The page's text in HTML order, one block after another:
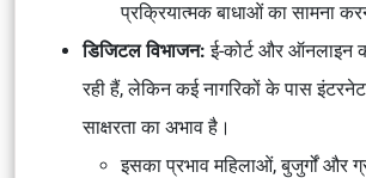
प्रक्रियात्मक बाधाओं का सामना
डिजिटल विभाजन: ई-कोर्ट और ऑनलाइन
रही हैं, लेकिन कई नागरिकों के पास
साक्षरता का अभाव है।
इसका प्रभाव महिलाओं, बुजुर्गों और